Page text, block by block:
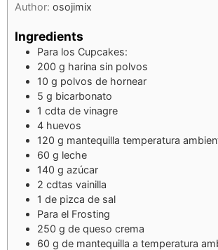
Author: osojimix
Ingredients
Para los Cupcakes:
200 g harina sin polvos
10 g polvos de hornear
5 g bicarbonato
1 cdta de vinagre
4 huevos
120 g mantequilla temperatura
60 g leche
140 g azúcar
2 cdtas vainilla
1 de pizca de sal
Para el Frosting
250 g de queso crema
60 g de mantequilla a temperatura